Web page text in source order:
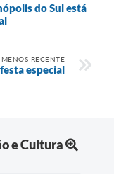
do Sul está
RECENTE
especial
e Cultura